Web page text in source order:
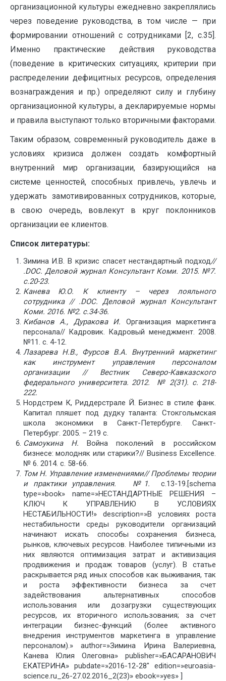
организационной культуры ежедневно закреплялись
через поведение руководства, в том числе — при
формировании отношений с сотрудниками [2, с.35].
Именно практические действия руководства
(поведение в критических ситуациях, критерии при
распределении дефицитных ресурсов, определения
вознаграждения и пр.) определяют силу и глубину
организационной культуры, а декларируемые нормы
и правила выступают только вторичными факторами.
Таким образом, современный руководитель даже в
условиях кризиса должен создать комфортный
внутренний мир организации, базирующийся на
системе ценностей, способных привлечь, увлечь и
удержать замотивированных сотрудников, которые,
в свою очередь, вовлекут в круг поклонников
организации ее клиентов.
Список литературы:
Зимина И.В. В кризис спасет нестандартный подход//
.DOC. Деловой журнал Консультант Коми. 2015. №7.
с.20-23.
Канева Ю.О. К клиенту – через лояльного
сотрудника // .DOC. Деловой журнал Консультант
Коми. 2016. №2. с.34-36.
Кибанов А., Дуракова И. Организация маркетинга
персонала// Кадровик. Кадровый менеджмент. 2008.
№11. с. 4-12.
Лазарева Н.В., Фурсов В.А. Внутренний маркетинг
как инструмент управления персоналом
организации // Вестник Северо-Кавказского
федерального университета. 2012.
№ 2(31). с. 218-
222.
Нордстрем К, Риддерстрале Й. Бизнес в стиле фанк.
Капитал пляшет под дудку таланта: Стокгольмская
школа экономики в Санкт-Петербурге. Санкт-
Петербург. 2005. – 219 с.
Самоукина Н. Война поколений в российском
бизнесе: молодняк или старики?// Business Excellence.
№ 6. 2014. с. 58-66.
Том Н. Управление изменениями// Проблемы теории
и практики управления. №1. с.13-19.[schema
type=»book» name=»НЕСТАНДАРТНЫЕ РЕШЕНИЯ –
КЛЮЧ К УПРАВЛЕНИЮ В УСЛОВИЯХ
НЕСТАБИЛЬНОСТИ!» description=»В условиях роста
нестабильности среды руководители организаций
начинают искать способы сохранения бизнеса,
рынков, ключевых ресурсов. Наиболее типичными из
них являются оптимизация затрат и активизация
продвижения и продаж товаров (услуг). В статье
раскрывается ряд иных способов как выживания, так
и роста эффективности бизнеса за счет
задействования альтернативных способов
использования или дозагрузки существующих
ресурсов, их вторичного использования; за счет
интеграции бизнес-функций (более активного
внедрения инструментов маркетинга в управление
персоналом).» author=»Зимина Ирина Валериевна,
Канева Юлия Олеговна» publisher=»БАСАРАНОВИЧ
ЕКАТЕРИНА» pubdate=»2016-12-28″ edition=»euroasia-
science.ru_26-27.02.2016_2(23)» ebook=»yes» ]